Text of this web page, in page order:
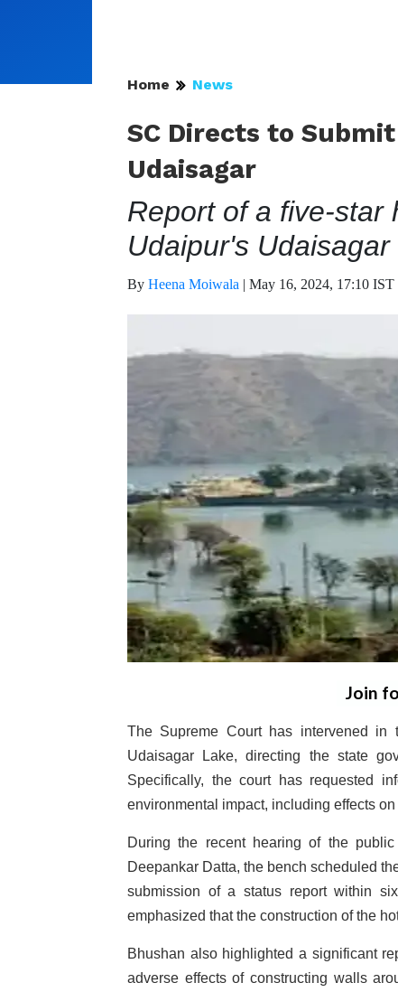
Home News
SC Directs to
Udaisagar
Report of a five-star
Udaipur's Udaisagar
By Heena Moiwala | May 16, 2024, 17:10 IST
Join
The Supreme Court has intervened
Udaisagar Lake, directing the state
Specifically, the court has requested
environmental impact, including effects on
During the recent hearing of the
Deepankar Datta, the bench scheduled
submission of a status report within
emphasized that the construction of the
Bhushan also highlighted a significant
adverse effects of constructing walls